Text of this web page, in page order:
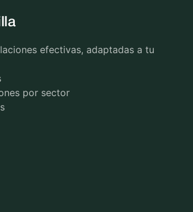
efectivas, adaptadas a tu
por sector